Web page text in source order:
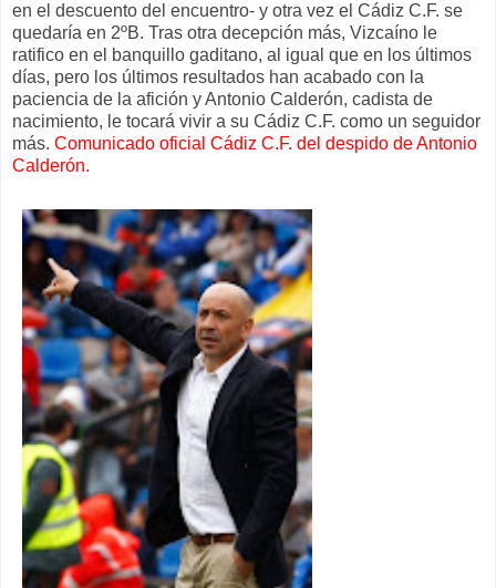
en el descuento del encuentro- y otra vez el Cádiz C.F. se
quedaría en 2ºB. Tras otra decepción más, Vizcaíno le
ratifico en el banquillo gaditano, al igual que en los últimos
días, pero los últimos resultados han acabado con la
paciencia de la afición y Antonio Calderón, cadista de
nacimiento, le tocará vivir a su Cádiz C.F. como un seguidor
más. Comunicado oficial Cádiz C.F. del despido de Antonio
Calderón.